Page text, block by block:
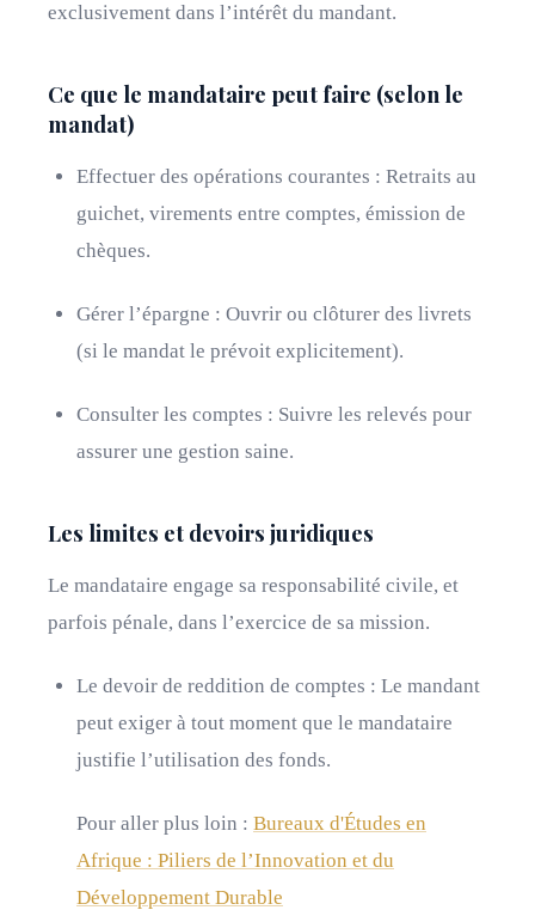
exclusivement dans l’intérêt du mandant.
Ce que le mandataire peut faire (selon le
mandat)
Effectuer des opérations courantes : Retraits au
guichet, virements entre comptes, émission de
chèques.
Gérer l’épargne : Ouvrir ou clôturer des livrets
(si le mandat le prévoit explicitement).
Consulter les comptes : Suivre les relevés pour
assurer une gestion saine.
Les limites et devoirs juridiques
Le mandataire engage sa responsabilité civile, et
parfois pénale, dans l’exercice de sa mission.
Le devoir de reddition de comptes : Le mandant
peut exiger à tout moment que le mandataire
justifie l’utilisation des fonds.
Pour aller plus loin : Bureaux d'Études en
Afrique : Piliers de l’Innovation et du
Développement Durable